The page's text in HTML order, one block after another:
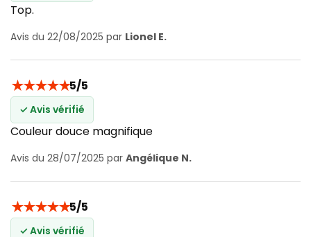
Top.
Avis du 22/08/2025 par Lionel E.
★★★★★5/5
✓ Avis vérifié
Couleur douce magnifique
Avis du 28/07/2025 par Angélique N.
★★★★★5/5
✓ Avis vérifié